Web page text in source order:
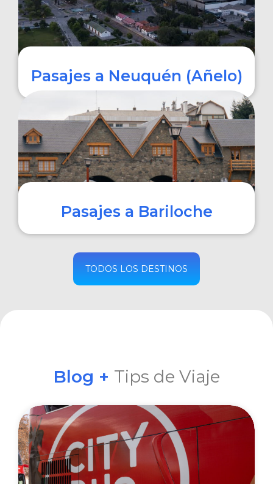
Pasajes a Neuquén (Añelo)
COMPRAR
Pasajes a Bariloche
COMPRAR
TODOS LOS DESTINOS
Blog + Tips de Viaje